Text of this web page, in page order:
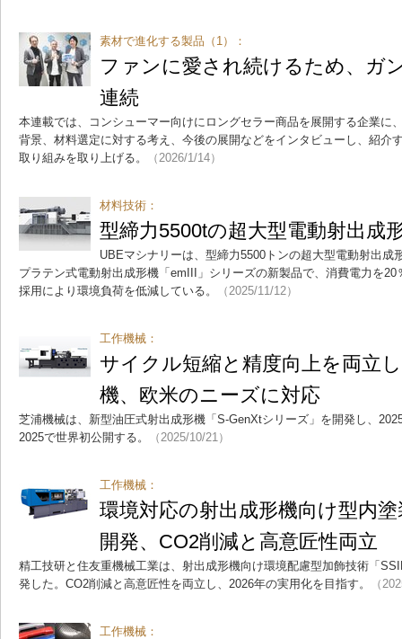
素材で進化する製品（1）：
ファンに愛され続けるため、ガ
連続
本連載では、コンシューマー向けにロングセラー商品を展開する企業に
背景、材料選定に対する考え、今後の展開などをインタビューし、紹介
取り組みを取り上げる。
（2026/1/14）
材料技術：
型締力5500tの超大型電動射出成
UBEマシナリーは、型締力5500トンの超大型電動射出成
プラテン式電動射出成形機「emIII」シリーズの新製品で、消費電力を
採用により環境負荷を低減している。
（2025/11/12）
工作機械：
サイクル短縮と精度向上を両立
機、欧米のニーズに対応
芝浦機械は、新型油圧式射出成形機「S-GenXtシリーズ」を開発し、
2025で世界初公開する。
（2025/10/21）
工作機械：
環境対応の射出成形機向け型内
開発、CO2削減と高意匠性両立
精工技研と住友重機械工業は、射出成形機向け環境配慮型加飾技術「
発した。CO2削減と高意匠性を両立し、2026年の実用化を目指す。
（
工作機械：